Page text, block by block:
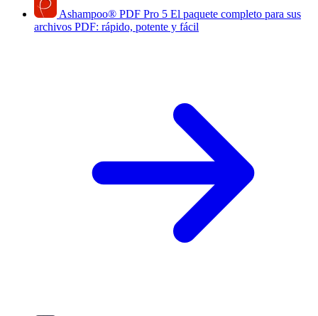
Ashampoo® PDF Pro 5 El paquete completo para sus
archivos PDF: rápido, potente y fácil